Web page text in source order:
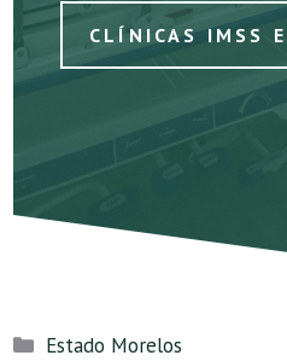
CLÍNICAS IMSS
Categorías
Estado Morelos